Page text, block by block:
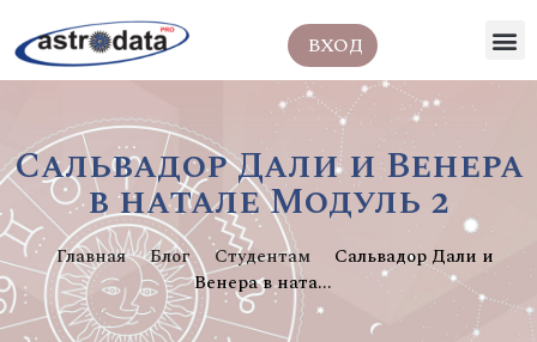
ВХОД
Сальвадор Дали и Венера
в натале Модуль 2
Главная Блог Студентам
Сальвадор Дали и
Венера в ната...